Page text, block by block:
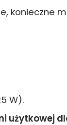
konieczne
W).
użytkowej